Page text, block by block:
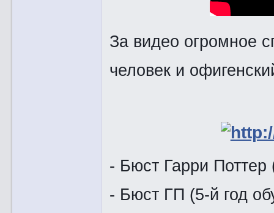
За видео огромное
человек и
- Бюст Гарри Поттер
- Бюст ГП (5-й год